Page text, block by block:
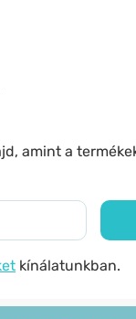
amint a
kínálatunkban.